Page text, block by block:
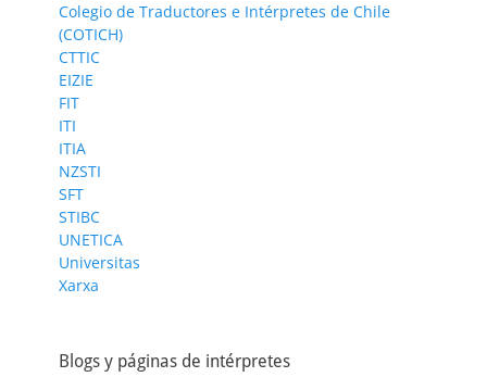
Colegio de Traductores e Intérpretes de Chile
(COTICH)
CTTIC
EIZIE
FIT
ITI
ITIA
NZSTI
SFT
STIBC
UNETICA
Universitas
Xarxa
Blogs y páginas de intérpretes